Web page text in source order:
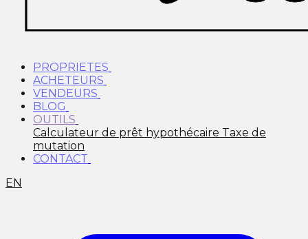
PROPRIETES
ACHETEURS
VENDEURS
BLOG
OUTILS
Calculateur de prêt hypothécaire Taxe de
mutation
CONTACT
EN